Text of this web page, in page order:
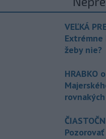
VEĽKÁ
žeby nie?
HRABKO